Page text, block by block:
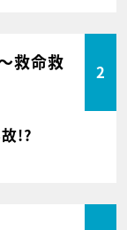
救命救
2
!?